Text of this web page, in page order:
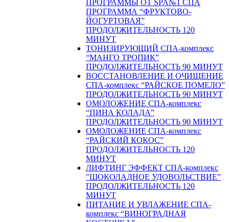
ПРОГРАММЫ ОТ SPA№1 СПА
ПРОГРАММА “ФРУКТОВО-
ЙОГУРТОВАЯ”
ПРОДОЛЖИТЕЛЬНОСТЬ 120
МИНУТ
ТОНИЗИРУЮЩИЙ СПА-комплекс
“МАНГО ТРОПИК”
ПРОДОЛЖИТЕЛЬНОСТЬ 90 МИНУТ
ВОССТАНОВЛЕНИЕ И ОЧИЩЕНИЕ
СПА-комплекс “РАЙСКОЕ ПОМЕЛО”
ПРОДОЛЖИТЕЛЬНОСТЬ 90 МИНУТ
ОМОЛОЖЕНИЕ СПА-комплекс
“ПИНА КОЛАДА”
ПРОДОЛЖИТЕЛЬНОСТЬ 90 МИНУТ
ОМОЛОЖЕНИЕ СПА-комплекс
“РАЙСКИЙ КОКОС”
ПРОДОЛЖИТЕЛЬНОСТЬ 120
МИНУТ
ЛИФТИНГ ЭФФЕКТ СПА-комплекс
"ШОКОЛАДНОЕ УДОВОЛЬСТВИЕ”
ПРОДОЛЖИТЕЛЬНОСТЬ 120
МИНУТ
ПИТАНИЕ И УВЛАЖЕНИЕ СПА-
комплекс “ВИНОГРАДНАЯ